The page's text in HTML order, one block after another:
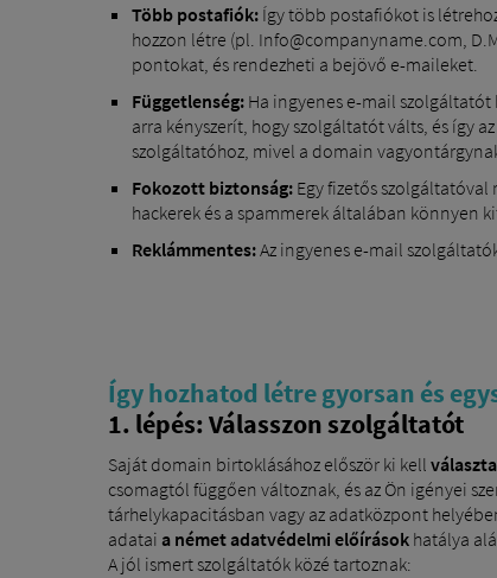
Több postafiók:Így több postafiókot is
hozzon létre (pl. Info@companyname.com,
pontokat, és rendezheti a bejövő e-maileket.
Függetlenség:Ha ingyenes e-mail szolgáltatót
arra kényszerít, hogy szolgáltatót válts, és így
szolgáltatóhoz, mivel a domain
Fokozott biztonság:Egy fizetős szolgáltatóval
hackerek és a spammerek általában könnyen
Reklámmentes:Az ingyenes e-mail
Így hozhatod létre gyorsan és
1. lépés: Válasszon szolgáltatót
Saját domain birtoklásához először ki kell
csomagtól függően változnak, és az Ön igényei
tárhelykapacitásban vagy az adatközpont
adatai a német adatvédelmi előírásokhatálya
A jól ismert szolgáltatók közé tartoznak: